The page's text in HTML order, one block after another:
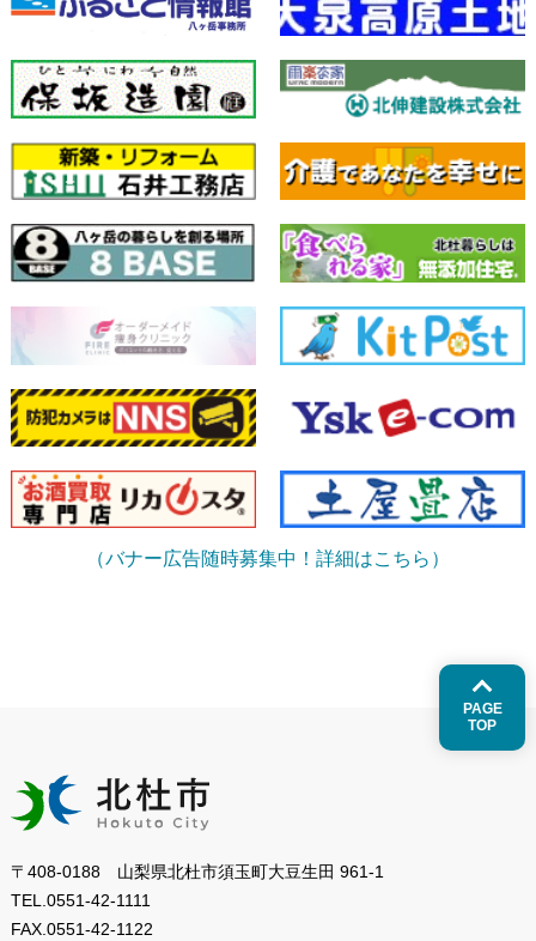
（バナー広告随時募集中！詳細はこちら）
PAGE
TOP
〒408-0188 山梨県北杜市須玉町大豆生田 961-1
TEL. 0551-42-1111
FAX. 0551-42-1122